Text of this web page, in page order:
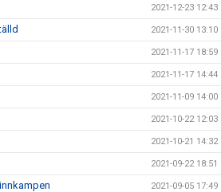
2021-12-23 12:43
2021-11-30 13:10
2021-11-17 18:59
2021-11-17 14:44
2021-11-09 14:00
2021-10-22 12:03
2021-10-21 14:32
2021-09-22 18:51
2021-09-05 17:49